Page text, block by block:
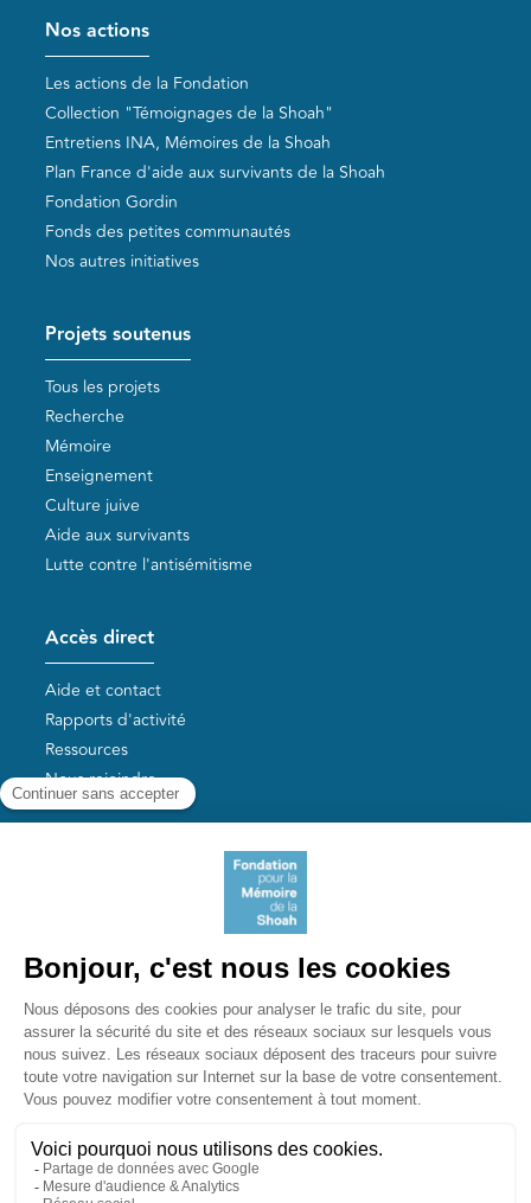
Pied de page
Nos actions
Les actions de la Fondation
Collection "Témoignages de la Shoah"
Entretiens INA, Mémoires de la Shoah
Plan France d'aide aux survivants de la Shoah
Fondation Gordin
Fonds des petites communautés
Nos autres initiatives
Projets soutenus
Tous les projets
Recherche
Mémoire
Enseignement
Culture juive
Aide aux survivants
Lutte contre l'antisémitisme
Accès direct
Aide et contact
Rapports d'activité
Ressources
Nous rejoindre
Aide aux survivants de la Shoah
Liens utiles
Mémorial de la Shoah
Le camp des Milles
Yad Vashem France
Akadem
mahJ